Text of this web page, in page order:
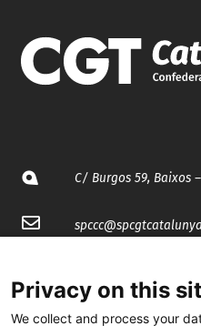
C/ Burgos 59, Baixos
spccc@
Privacy on this
We collect and process your